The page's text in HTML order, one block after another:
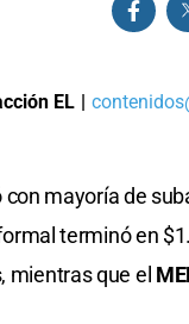
EL |
con mayoría de
terminó en
mientras que el